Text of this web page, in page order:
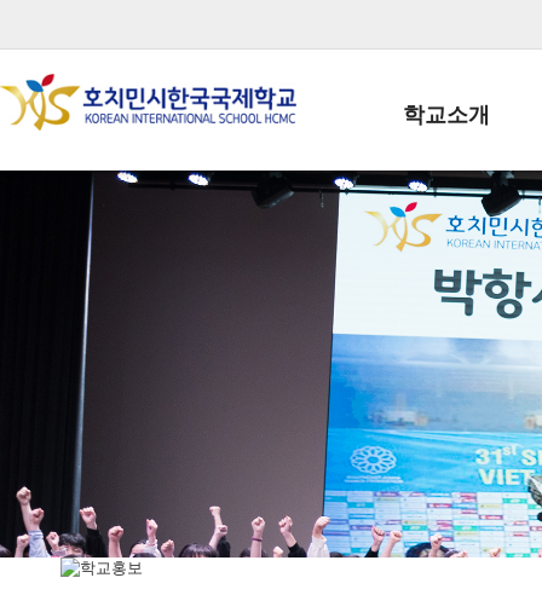
학교소개
학교장인사말
학생회장인사말
학교상징
학교 CI
교직원현황
학생현황
위치/전화
전경사진